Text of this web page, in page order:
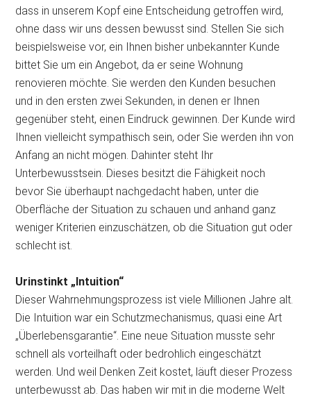
dass in unserem Kopf eine Entscheidung getroffen wird,
ohne dass wir uns dessen bewusst sind. Stellen Sie sich
beispielsweise vor, ein Ihnen bisher unbekannter Kunde
bittet Sie um ein Angebot, da er seine Wohnung
renovieren möchte. Sie werden den Kunden besuchen
und in den ersten zwei Sekunden, in denen er Ihnen
gegenüber steht, einen Eindruck gewinnen. Der Kunde wird
Ihnen vielleicht sympathisch sein, oder Sie werden ihn von
Anfang an nicht mögen. Dahinter steht Ihr
Unterbewusstsein. Dieses besitzt die Fähigkeit noch
bevor Sie überhaupt nachgedacht haben, unter die
Oberfläche der Situation zu schauen und anhand ganz
weniger Kriterien einzuschätzen, ob die Situation gut oder
schlecht ist.
Urinstinkt „Intuition“
Dieser Wahrnehmungsprozess ist viele Millionen Jahre alt.
Die Intuition war ein Schutzmechanismus, quasi eine Art
„Überlebensgarantie“. Eine neue Situation musste sehr
schnell als vorteilhaft oder bedrohlich eingeschätzt
werden. Und weil Denken Zeit kostet, läuft dieser Prozess
unterbewusst ab. Das haben wir mit in die moderne Welt